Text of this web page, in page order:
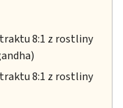
8:1 z rostliny
8:1 z rostliny